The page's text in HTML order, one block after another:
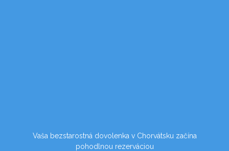
Vaša bezstarostná dovolenka v Chorvátsku začína
pohodlnou rezerváciou